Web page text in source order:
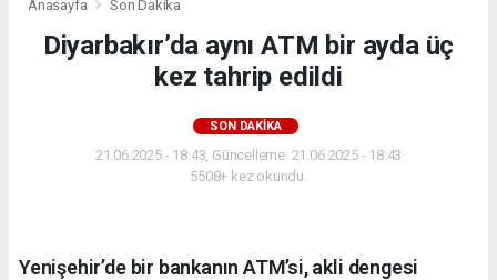
Anasayfa Son Dakika
Diyarbakır’da aynı ATM bir ayda üç
kez tahrip edildi
SON DAKIKA
21.06.2025 - 18:43, Güncelleme: 21.06.2025 - 18:43
5508+ kez okundu.
Yenişehir’de bir bankanın ATM’si, akli dengesi